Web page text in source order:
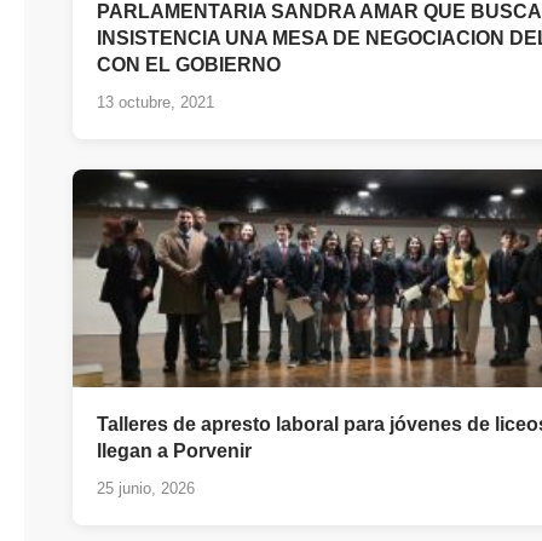
PARLAMENTARIA SANDRA AMAR QUE
INSISTENCIA UNA MESA DE NEGOCIACION
CON EL GOBIERNO
13 octubre, 2021
Talleres de apresto laboral para jóvenes de
llegan a Porvenir
25 junio, 2026